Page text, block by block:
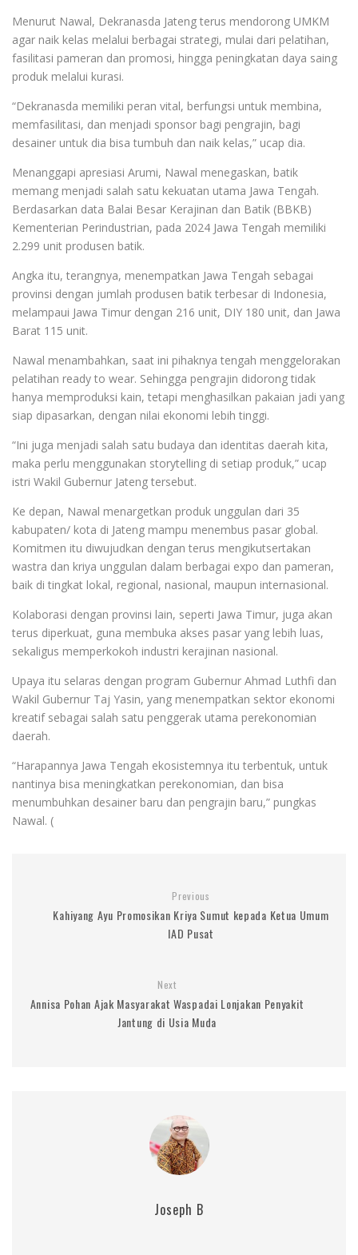
Menurut Nawal, Dekranasda Jateng terus mendorong UMKM
agar naik kelas melalui berbagai strategi, mulai dari pelatihan,
fasilitasi pameran dan promosi, hingga peningkatan daya saing
produk melalui kurasi.
“Dekranasda memiliki peran vital, berfungsi untuk membina,
memfasilitasi, dan menjadi sponsor bagi pengrajin, bagi
desainer untuk dia bisa tumbuh dan naik kelas,” ucap dia.
Menanggapi apresiasi Arumi, Nawal menegaskan, batik
memang menjadi salah satu kekuatan utama Jawa Tengah.
Berdasarkan data Balai Besar Kerajinan dan Batik (BBKB)
Kementerian Perindustrian, pada 2024 Jawa Tengah memiliki
2.299 unit produsen batik.
Angka itu, terangnya, menempatkan Jawa Tengah sebagai
provinsi dengan jumlah produsen batik terbesar di Indonesia,
melampaui Jawa Timur dengan 216 unit, DIY 180 unit, dan Jawa
Barat 115 unit.
Nawal menambahkan, saat ini pihaknya tengah menggelorakan
pelatihan ready to wear. Sehingga pengrajin didorong tidak
hanya memproduksi kain, tetapi menghasilkan pakaian jadi yang
siap dipasarkan, dengan nilai ekonomi lebih tinggi.
“Ini juga menjadi salah satu budaya dan identitas daerah kita,
maka perlu menggunakan storytelling di setiap produk,” ucap
istri Wakil Gubernur Jateng tersebut.
Ke depan, Nawal menargetkan produk unggulan dari 35
kabupaten/ kota di Jateng mampu menembus pasar global.
Komitmen itu diwujudkan dengan terus mengikutsertakan
wastra dan kriya unggulan dalam berbagai expo dan pameran,
baik di tingkat lokal, regional, nasional, maupun internasional.
Kolaborasi dengan provinsi lain, seperti Jawa Timur, juga akan
terus diperkuat, guna membuka akses pasar yang lebih luas,
sekaligus memperkokoh industri kerajinan nasional.
Upaya itu selaras dengan program Gubernur Ahmad Luthfi dan
Wakil Gubernur Taj Yasin, yang menempatkan sektor ekonomi
kreatif sebagai salah satu penggerak utama perekonomian
daerah.
“Harapannya Jawa Tengah ekosistemnya itu terbentuk, untuk
nantinya bisa meningkatkan perekonomian, dan bisa
menumbuhkan desainer baru dan pengrajin baru,” pungkas
Nawal. (
Previous
Kahiyang Ayu Promosikan Kriya Sumut kepada Ketua Umum
IAD Pusat
Next
Annisa Pohan Ajak Masyarakat Waspadai Lonjakan Penyakit
Jantung di Usia Muda
Joseph B